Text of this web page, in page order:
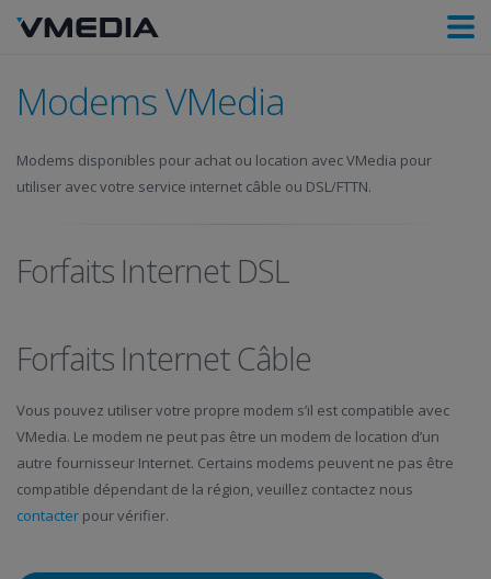
Modems VMedia
Modems disponibles pour achat ou location avec VMedia pour
utiliser avec votre service internet câble ou DSL/FTTN.
Forfaits Internet DSL
Forfaits Internet Câble
Vous pouvez utiliser votre propre modem s’il est compatible avec
VMedia. Le modem ne peut pas être un modem de location d’un
autre fournisseur Internet. Certains modems peuvent ne pas être
compatible dépendant de la région, veuillez contactez nous
contacter pour vérifier.